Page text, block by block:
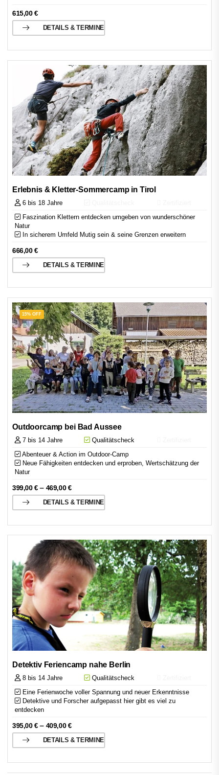
615,00€
DETAILS & TERMINE
Erlebnis & Kletter-Sommercamp in Tirol
6 bis 18 Jahre
Faszination Klettern entdecken umgeben von wunderschöner
Natur
In sicherem Umfeld Mutig sein & seine Grenzen erweitern
666,00€
DETAILS & TERMINE
15% OFF
Outdoorcamp bei Bad Aussee
7 bis 14 Jahre Qualitätscheck
Abenteuer & Action im Outdoor-Camp
Neue Fähigkeiten entdecken und erproben, Wertschätzung der
Natur
399,00€– 469,00€
DETAILS & TERMINE
Detektiv Feriencamp nahe Berlin
8 bis 14 Jahre Qualitätscheck
Eine Ferienwoche voller Spannung und neuer Erkenntnisse
Detektive und Forscher aufgepasst hier gibt es viel zu
entdecken
395,00€– 409,00€
DETAILS & TERMINE